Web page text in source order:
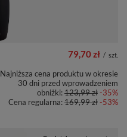
79,70 zł / szt.
Najniższa cena produktu w okresie
30 dni przed wprowadzeniem
obniżki:123,99 zł-35%
Cena regularna:169,99 zł-53%